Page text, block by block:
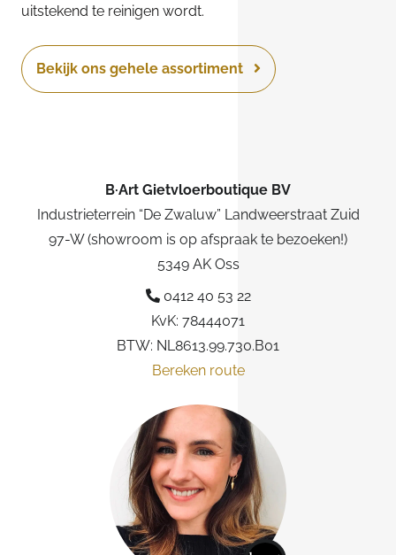
uitstekend te reinigen wordt.
Bekijk ons gehele assortiment
B·Art Gietvloerboutique BV
Industrieterrein “De Zwaluw” Landweerstraat Zuid
97-W (showroom is op afspraak te bezoeken!)
5349 AK Oss
0412 40 53 22
KvK: 78444071
BTW: NL8613.99.730.B01
Bereken route